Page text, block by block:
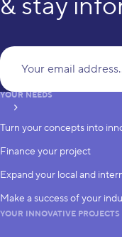
subscribe
YOUR NEEDS
Turn your concepts into
Finance your project
Expand your local and
Make a success of your
YOUR INNOVATIVE PROJECTS